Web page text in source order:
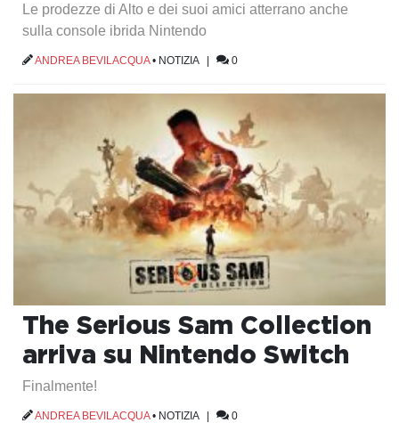
Le prodezze di Alto e dei suoi amici atterrano anche
sulla console ibrida Nintendo
ANDREA BEVILACQUA• NOTIZIA| 0
The Serious Sam Collection
arriva su Nintendo Switch
Finalmente!
ANDREA BEVILACQUA• NOTIZIA| 0